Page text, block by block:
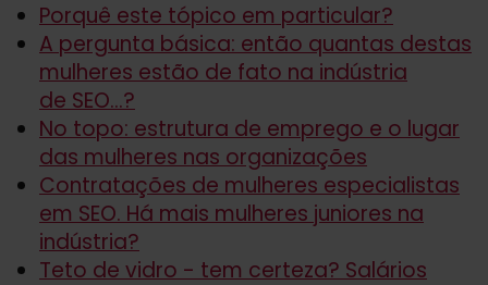
Porquê este tópico em particular?
A pergunta básica: então quantas destas
mulheres estão de fato na indústria
de SEO...?
No topo: estrutura de emprego e o lugar
das mulheres nas organizações
Contratações de mulheres especialistas
em SEO. Há mais mulheres juniores na
indústria?
Teto de vidro - tem certeza? Salários